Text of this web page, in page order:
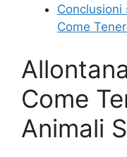
Conclusioni
Come
Come
Animali